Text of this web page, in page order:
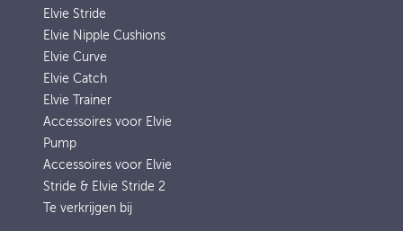
Elvie Stride
Elvie Nipple Cushions
Elvie Curve
Elvie Catch
Elvie Trainer
Accessoires voor Elvie
Pump
Accessoires voor Elvie
Stride & Elvie Stride 2
Te verkrijgen bij